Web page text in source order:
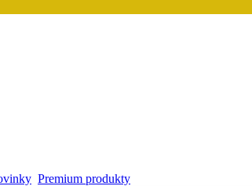
Premium produkty